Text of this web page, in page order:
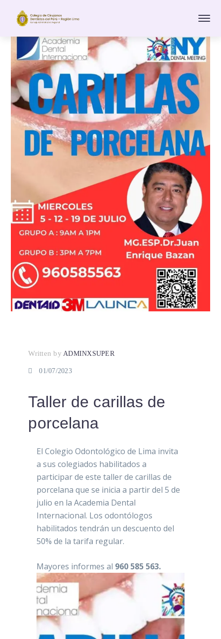
Written by ADMINXSUPER
01/07/2023
Taller de carillas de
porcelana
El Colegio Odontológico de Lima invita
a sus colegiados habilitados a
participar de este taller de carillas de
porcelana que se inicia a partir del 5 de
julio en la Academia Dental
Internacional. Los odontólogos
habilitados tendrán un descuento del
50% de la tarifa regular.
Mayores informes al 960 585 563.